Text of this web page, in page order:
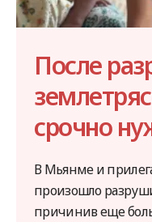
После
срочно
В Мьянме и
произошло
причинив еще